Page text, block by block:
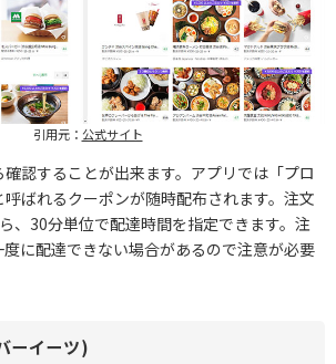
引用元： 公式サイト
認することが出来ます。アプリでは「プロ
ばれるクーポンが随時配布されます。注文
、30分単位で配達時間を指定できます。注
に配達できない場合があるので注意が必要
ーイーツ)